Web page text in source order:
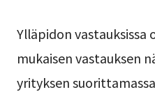
Ylläpidon vastauksissa
mukaisen vastauksen
yrityksen suorittamassa